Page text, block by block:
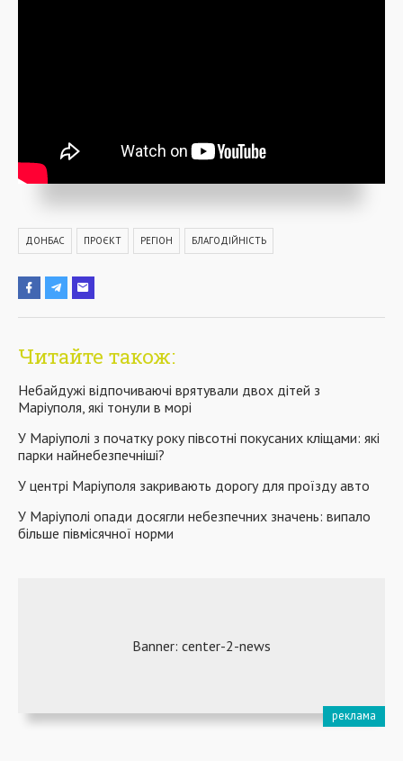
ДОНБАС ПРОЄКТ РЕГІОН БЛАГОДІЙНІСТЬ
Читайте також:
Небайдужі відпочиваючі врятували двох дітей з
Маріуполя, які тонули в морі
У Маріуполі з початку року півсотні покусаних кліщами: які
парки найнебезпечніші?
У центрі Маріуполя закривають дорогу для проїзду авто
У Маріуполі опади досягли небезпечних значень: випало
більше півмісячної норми